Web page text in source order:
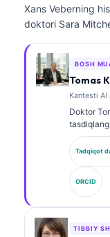
Xans Veberning
doktori Sara
BOSH
Tomas
Kantesti
Doktor
sohasida
neyron
nazoratni
talqini va
Tadqiqot
ORCID
TIBBIY